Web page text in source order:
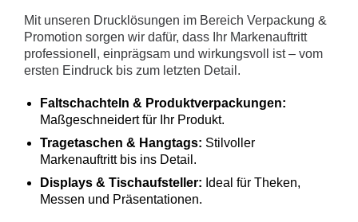
Mit unseren Drucklösungen im Bereich Verpackung &
Promotion sorgen wir dafür, dass Ihr Markenauftritt
professionell, einprägsam und wirkungsvoll ist – vom
ersten Eindruck bis zum letzten Detail.
Faltschachteln & Produktverpackungen:
Maßgeschneidert für Ihr Produkt.
Tragetaschen & Hangtags: Stilvoller
Markenauftritt bis ins Detail.
Displays & Tischaufsteller: Ideal für Theken,
Messen und Präsentationen.